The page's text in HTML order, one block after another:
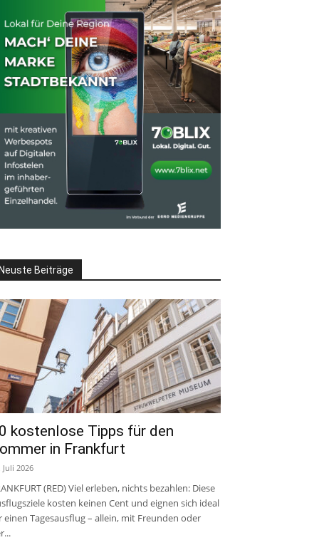
Beiträge
kostenlose Tipps für den
in Frankfurt
Juli 2026
(RED) Viel erleben, nichts bezahlen: Diese
kosten keinen Cent und eignen sich ideal
einen Tagesausflug – allein, mit Freunden oder